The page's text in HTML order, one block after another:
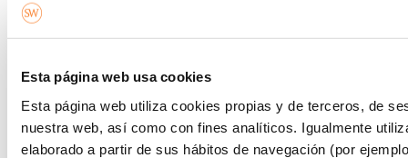
Esta página web usa cookies
Esta página web utiliza cookies propias y de terceros, de
nuestra web, así como con fines analíticos. Igualmente
elaborado a partir de sus hábitos de navegación (por